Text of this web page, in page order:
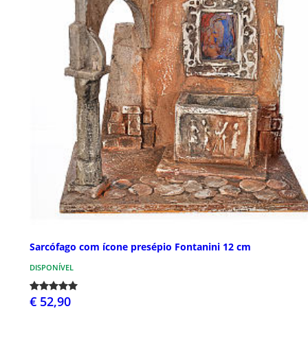
Sarcófago com ícone presépio Fontanini 12 cm
DISPONÍVEL
€ 52,90